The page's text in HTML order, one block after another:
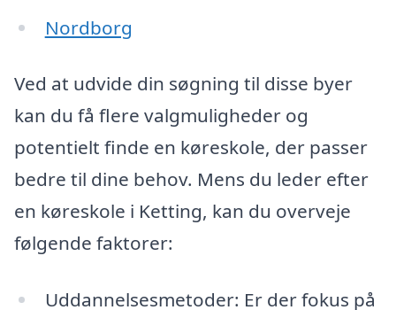
Nordborg
Ved at udvide din søgning til disse byer
kan du få flere valgmuligheder og
potentielt finde en køreskole, der passer
bedre til dine behov. Mens du leder efter
en køreskole i Ketting, kan du overveje
følgende faktorer:
Uddannelsesmetoder: Er der fokus på